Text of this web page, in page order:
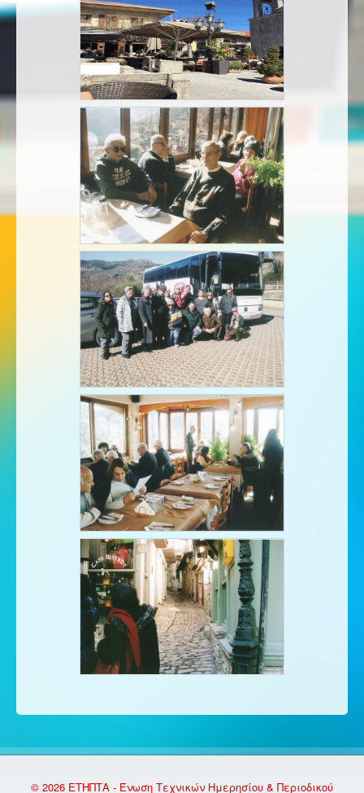
© 2026 ΕΤΗΠΤΑ - Ένωση Τεχνικών Ημερησίου & Περιοδικού